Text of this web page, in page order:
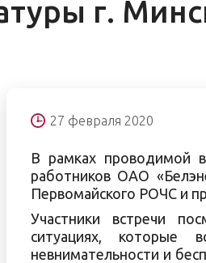
г.
27 февраля 2020
В рамках проводимой
работников ОАО
Первомайского РОЧС и
Участники встречи
ситуациях,
невнимательности и